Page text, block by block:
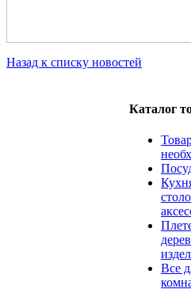
Назад к списку новостей
Каталог
Все